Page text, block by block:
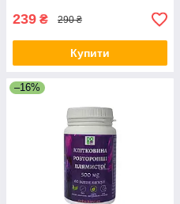
239 ₴ 290 ₴
Купити
–16%